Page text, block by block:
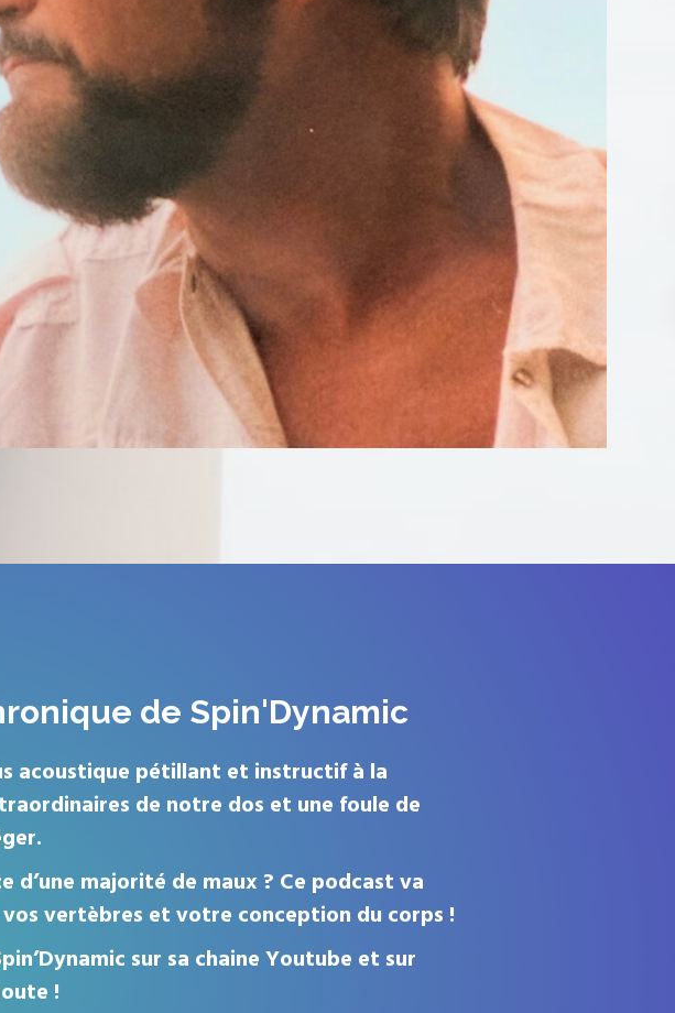
de Spin'Dynamic
acoustique pétillant et instructif à la
de notre dos et une foule de
d’une majorité de maux ? Ce podcast va
vertèbres et votre conception du corps !
sur sa chaine Youtube et sur
!